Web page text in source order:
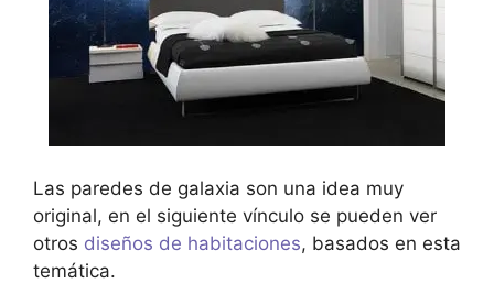
Las paredes de galaxia son una idea muy
original, en el siguiente vínculo se pueden ver
otros diseños de habitaciones, basados en esta
temática.